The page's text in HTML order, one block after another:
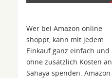
Wer bei Amazon online
shoppt, kann mit jedem
Einkauf ganz einfach und
ohne zusätzlich Kosten an
Sahaya spenden. Amazon